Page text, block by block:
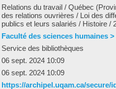
Relations du travail / Québec
des relations ouvrières / Loi des
publics et leurs salariés / Histoire /
Faculté des sciences humaines
Service des bibliothèques
06 sept. 2024 10:09
06 sept. 2024 10:09
https://archipel.uqam.ca/secure/